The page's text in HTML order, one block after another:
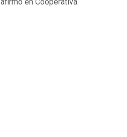
afirmó en Cooperativa.